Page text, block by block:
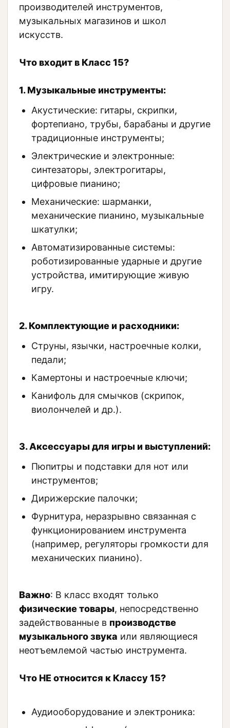
производителей инструментов,
музыкальных магазинов и школ
искусств.
Что входит в Класс 15?
1. Музыкальные инструменты:
Акустические: гитары, скрипки,
фортепиано, трубы, барабаны и другие
традиционные инструменты;
Электрические и электронные:
синтезаторы, электрогитары,
цифровые пианино;
Механические: шарманки,
механические пианино, музыкальные
шкатулки;
Автоматизированные системы:
роботизированные ударные и другие
устройства, имитирующие живую
игру.
2. Комплектующие и расходники:
Струны, язычки, настроечные колки,
педали;
Камертоны и настроечные ключи;
Канифоль для смычков (скрипок,
виолончелей и др.).
3. Аксессуары для игры и выступлений:
Пюпитры и подставки для нот или
инструментов;
Дирижерские палочки;
Фурнитура, неразрывно связанная с
функционированием инструмента
(например, регуляторы громкости для
механических пианино).
Важно: В класс входят только
физические товары, непосредственно
задействованные в производстве
музыкального звука или являющиеся
неотъемлемой частью инструмента.
Что НЕ относится к Классу 15?
Аудиооборудование и электроника: